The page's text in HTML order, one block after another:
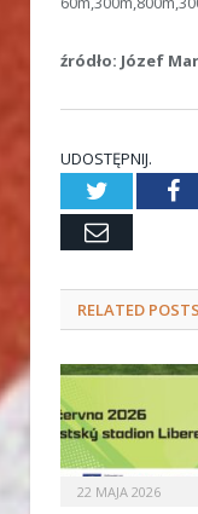
źródło: Józef
UDOSTĘPNIJ.
Twitter
Email
RELATED POSTS
22 MAJA 2026